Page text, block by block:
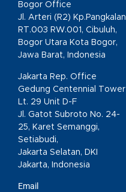
Bogor Office
Jl. Arteri (R2) Kp.Pangkalan
RT.003 RW.001, Cibuluh,
Bogor Utara Kota Bogor,
Jawa Barat, Indonesia
Jakarta Rep. Office
Gedung Centennial Tower
Lt. 29 Unit D-F
Jl. Gatot Subroto No. 24-
25, Karet Semanggi,
Setiabudi,
Jakarta Selatan, DKI
Jakarta, Indonesia
Email